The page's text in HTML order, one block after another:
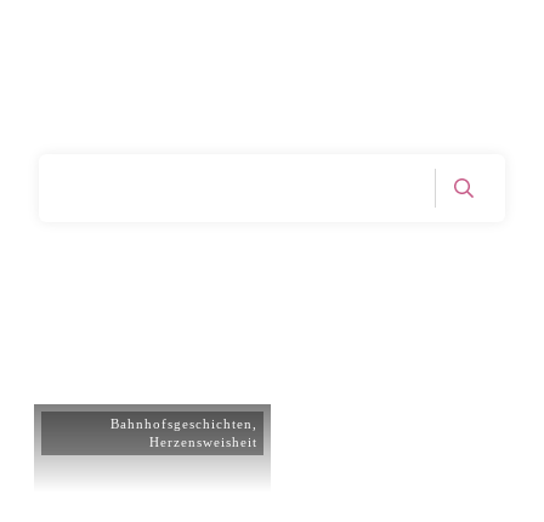
Bahnhofsgeschichten
Herzensweisheit